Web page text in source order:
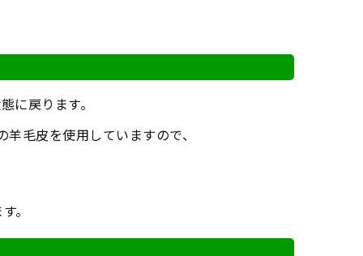
に戻ります。
毛皮を使用していますので、
。